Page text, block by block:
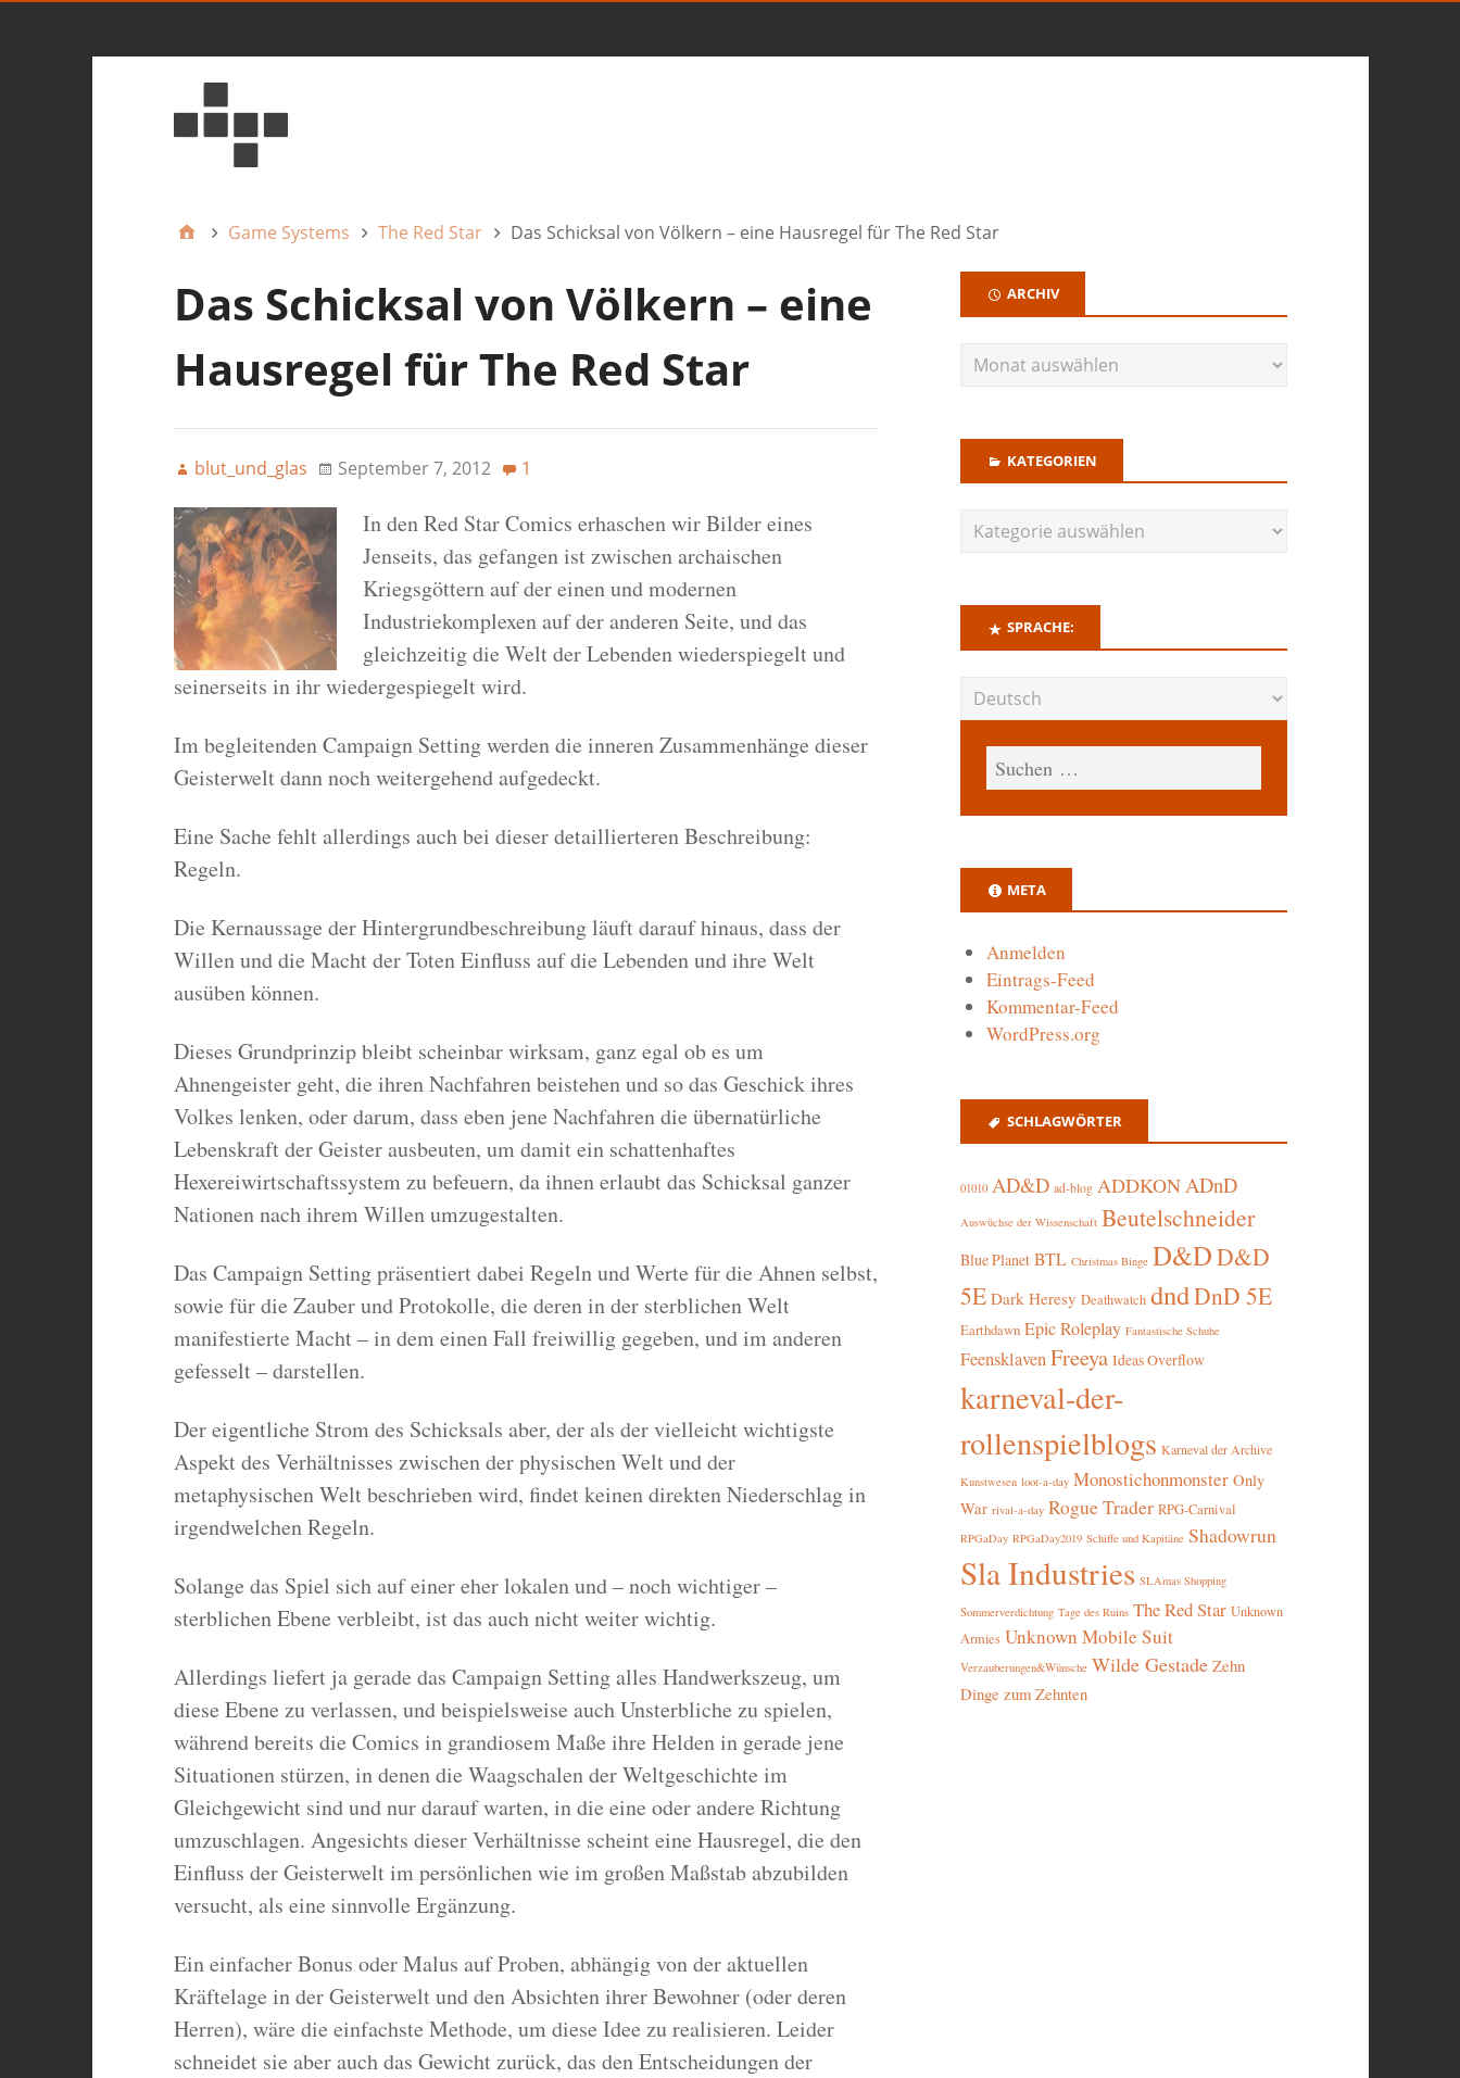
Game Systems The Red Star Das Schicksal von Völkern – eine Hausregel für The Red Star
Das Schicksal von Völkern – eine
Hausregel für The Red Star
blut_und_glas September 7, 2012 1
In den Red Star Comics erhaschen wir Bilder eines
Jenseits, das gefangen ist zwischen archaischen
Kriegsgöttern auf der einen und modernen
Industriekomplexen auf der anderen Seite, und das
gleichzeitig die Welt der Lebenden wiederspiegelt und
seinerseits in ihr wiedergespiegelt wird.
Im begleitenden Campaign Setting werden die inneren Zusammenhänge dieser
Geisterwelt dann noch weitergehend aufgedeckt.
Eine Sache fehlt allerdings auch bei dieser detaillierteren Beschreibung:
Regeln.
Die Kernaussage der Hintergrundbeschreibung läuft darauf hinaus, dass der
Willen und die Macht der Toten Einfluss auf die Lebenden und ihre Welt
ausüben können.
Dieses Grundprinzip bleibt scheinbar wirksam, ganz egal ob es um
Ahnengeister geht, die ihren Nachfahren beistehen und so das Geschick ihres
Volkes lenken, oder darum, dass eben jene Nachfahren die übernatürliche
Lebenskraft der Geister ausbeuten, um damit ein schattenhaftes
Hexereiwirtschaftssystem zu befeuern, da ihnen erlaubt das Schicksal ganzer
Nationen nach ihrem Willen umzugestalten.
Das Campaign Setting präsentiert dabei Regeln und Werte für die Ahnen selbst,
sowie für die Zauber und Protokolle, die deren in der sterblichen Welt
manifestierte Macht – in dem einen Fall freiwillig gegeben, und im anderen
gefesselt – darstellen.
Der eigentliche Strom des Schicksals aber, der als der vielleicht wichtigste
Aspekt des Verhältnisses zwischen der physischen Welt und der
metaphysischen Welt beschrieben wird, findet keinen direkten Niederschlag in
irgendwelchen Regeln.
Solange das Spiel sich auf einer eher lokalen und – noch wichtiger –
sterblichen Ebene verbleibt, ist das auch nicht weiter wichtig.
Allerdings liefert ja gerade das Campaign Setting alles Handwerkszeug, um
diese Ebene zu verlassen, und beispielsweise auch Unsterbliche zu spielen,
während bereits die Comics in grandiosem Maße ihre Helden in gerade jene
Situationen stürzen, in denen die Waagschalen der Weltgeschichte im
Gleichgewicht sind und nur darauf warten, in die eine oder andere Richtung
umzuschlagen. Angesichts dieser Verhältnisse scheint eine Hausregel, die den
Einfluss der Geisterwelt im persönlichen wie im großen Maßstab abzubilden
versucht, als eine sinnvolle Ergänzung.
Ein einfacher Bonus oder Malus auf Proben, abhängig von der aktuellen
Kräftelage in der Geisterwelt und den Absichten ihrer Bewohner (oder deren
Herren), wäre die einfachste Methode, um diese Idee zu realisieren. Leider
schneidet sie aber auch das Gewicht zurück, das den Entscheidungen der
ARCHIV
KATEGORIEN
SPRACHE:
META
Anmelden
Eintrags-Feed
Kommentar-Feed
WordPress.org
SCHLAGWÖRTER
01010 AD&D ad-blog ADDKONADnD
Auswüchse der Wissenschaft Beutelschneider
Blue Planet BTL Christmas Binge D&DD&D
5E Dark Heresy Deathwatch dndDnD 5E
Earthdawn Epic Roleplay Fantastische Schuhe
Feensklaven Freeya Ideas Overflow
karneval-der-
rollenspielblogs Karneval der Archive
Kunstwesen loot-a-day Monostichonmonster Only
War rival-a-day Rogue Trader RPG-Carnival
RPGaDay RPGaDay2019 Schiffe und Kapitäne Shadowrun
Sla Industries SLAmas Shopping
Sommerverdichtung Tage des Ruins The Red Star Unknown
Armies Unknown Mobile Suit
Verzauberungen&Wünsche Wilde Gestade Zehn
Dinge zum Zehnten